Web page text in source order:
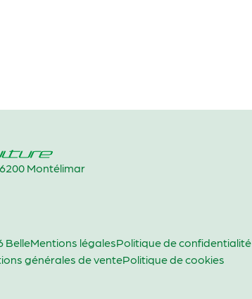
Montélimar
BelleMentions légalesPolitique de confidentialité
générales de ventePolitique de cookies